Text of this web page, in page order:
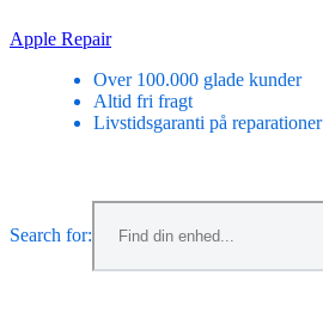
Skip
Apple Repair
Over 100.000 glade kunder
Altid fri fragt
Livstidsgaranti på reparationer
Search for: